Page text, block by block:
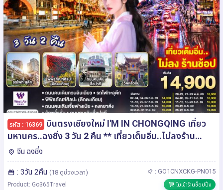
รหัส : 16369 บินตรงเชียงใหม่ I'M IN CHONGQING เที่ยว
มหานคร..ฉงชิ่ง 3 วัน 2 คืน ** เที่ยวเต็มอิ่ม..ไม่ลงร้าน
ช้อป** โดยสายการบิน West Air (PN)
จีน ฉงชิ่ง
: 3วัน 2คืน (18 ดูช่วงเวลา) : GO1CNXCKG-PN015
Product: Go365Travel ไม่เข้าร้านช็อปปิ้ง